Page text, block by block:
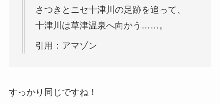
さつきとニセ十津川の足跡を追って、
十津川は草津温泉へ向かう……。
引用：アマゾン
すっかり同じですね！